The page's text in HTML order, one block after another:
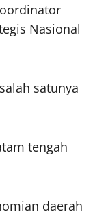
Nasional
satunya
tengah
daerah